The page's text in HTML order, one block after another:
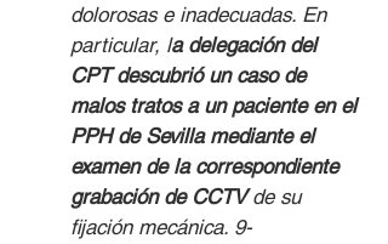
dolorosas e inadecuadas. En
particular, la delegación del
CPT descubrió un caso de
malos tratos a un paciente en el
PPH de Sevilla mediante el
examen de la correspondiente
grabación de CCTV de su
fijación mecánica. 9-